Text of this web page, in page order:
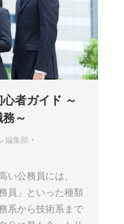
心者ガイド ～
～
編集部
い公務員には、
員」といった種類
系から技術系まで